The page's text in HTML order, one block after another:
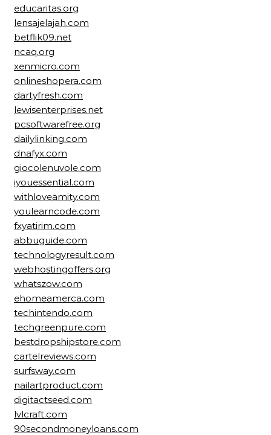
educaritas.org
lensajelajah.com
betflik09.net
ncaq.org
xenmicro.com
onlineshopera.com
dartyfresh.com
lewisenterprises.net
pcsoftwarefree.org
dailylinking.com
dnafyx.com
giocolenuvole.com
iyouessential.com
withloveamity.com
youlearncode.com
fxyatirim.com
abbuguide.com
technologyresult.com
webhostingoffers.org
whatszow.com
ehomeamerca.com
techintendo.com
techgreenpure.com
bestdropshipstore.com
cartelreviews.com
surfsway.com
nailartproduct.com
digitactseed.com
lvlcraft.com
90secondmoneyloans.com